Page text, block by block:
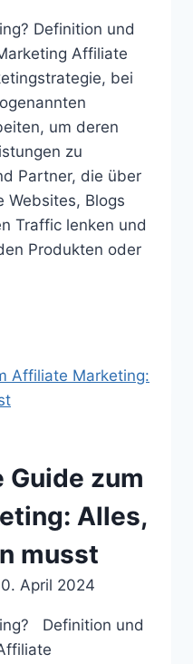
Definition und
Affiliate
bei
um deren
zu
Partner, die über
Websites, Blogs
Traffic lenken und
Produkten oder
zum
Alles,
musst
April 2024
Definition und